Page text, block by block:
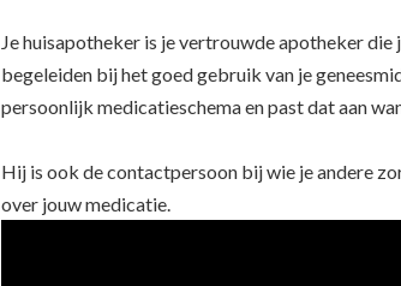
Je huisapotheker is je vertrouwde apotheker
begeleiden bij het goed gebruik van je
persoonlijk medicatieschema en past dat aan
Hij is ook de contactpersoon bij wie je andere
over jouw medicatie.